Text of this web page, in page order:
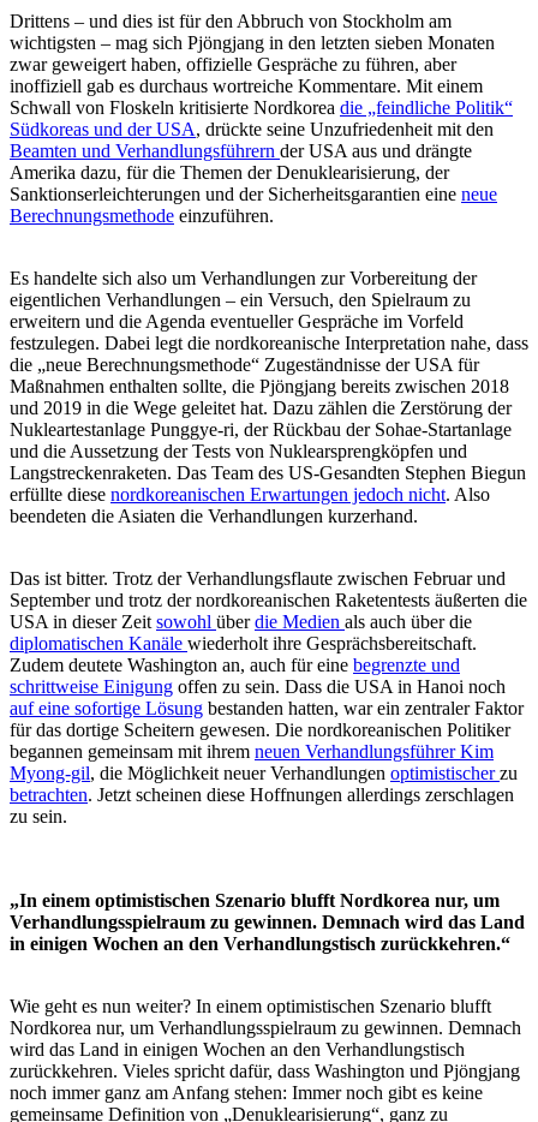
Drittens – und dies ist für den Abbruch von Stockholm am
wichtigsten – mag sich Pjöngjang in den letzten sieben Monaten
zwar geweigert haben, offizielle Gespräche zu führen, aber
inoffiziell gab es durchaus wortreiche Kommentare. Mit einem
Schwall von Floskeln kritisierte Nordkorea die „feindliche Politik“
Südkoreas und der USA, drückte seine Unzufriedenheit mit den
Beamten und Verhandlungsführern der USA aus und drängte
Amerika dazu, für die Themen der Denuklearisierung, der
Sanktionserleichterungen und der Sicherheitsgarantien eine neue
Berechnungsmethode einzuführen.
Es handelte sich also um Verhandlungen zur Vorbereitung der
eigentlichen Verhandlungen – ein Versuch, den Spielraum zu
erweitern und die Agenda eventueller Gespräche im Vorfeld
festzulegen. Dabei legt die nordkoreanische Interpretation nahe, dass
die „neue Berechnungsmethode“ Zugeständnisse der USA für
Maßnahmen enthalten sollte, die Pjöngjang bereits zwischen 2018
und 2019 in die Wege geleitet hat. Dazu zählen die Zerstörung der
Nukleartestanlage Punggye-ri, der Rückbau der Sohae-Startanlage
und die Aussetzung der Tests von Nuklearsprengköpfen und
Langstreckenraketen. Das Team des US-Gesandten Stephen Biegun
erfüllte diese nordkoreanischen Erwartungen jedoch nicht. Also
beendeten die Asiaten die Verhandlungen kurzerhand.
Das ist bitter. Trotz der Verhandlungsflaute zwischen Februar und
September und trotz der nordkoreanischen Raketentests äußerten die
USA in dieser Zeit sowohl überdie Medien als auch über die
diplomatischen Kanäle wiederholt ihre Gesprächsbereitschaft.
Zudem deutete Washington an, auch für eine begrenzte und
schrittweise Einigung offen zu sein. Dass die USA in Hanoi noch
auf eine sofortige Lösung bestanden hatten, war ein zentraler Faktor
für das dortige Scheitern gewesen. Die nordkoreanischen Politiker
begannen gemeinsam mit ihrem neuen Verhandlungsführer Kim
Myong-gil, die Möglichkeit neuer Verhandlungen optimistischerzu
betrachten. Jetzt scheinen diese Hoffnungen allerdings zerschlagen
zu sein.
„In einem optimistischen Szenario blufft Nordkorea nur, um
Verhandlungsspielraum zu gewinnen. Demnach wird das Land
in einigen Wochen an den Verhandlungstisch zurückkehren.“
Wie geht es nun weiter? In einem optimistischen Szenario blufft
Nordkorea nur, um Verhandlungsspielraum zu gewinnen. Demnach
wird das Land in einigen Wochen an den Verhandlungstisch
zurückkehren. Vieles spricht dafür, dass Washington und Pjöngjang
noch immer ganz am Anfang stehen: Immer noch gibt es keine
gemeinsame Definition von „Denuklearisierung“, ganz zu